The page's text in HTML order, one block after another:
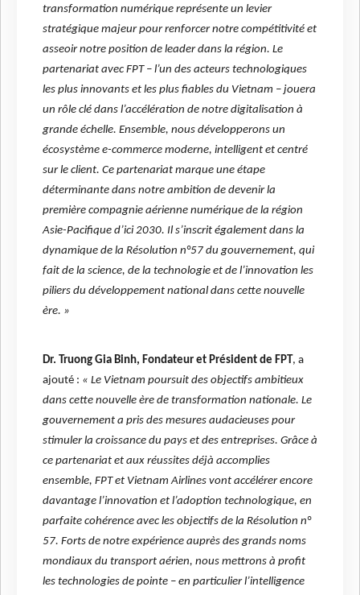
transformation numérique représente un levier
stratégique majeur pour renforcer notre compétitivité et
asseoir notre position de leader dans la région. Le
partenariat avec FPT – l’un des acteurs technologiques
les plus innovants et les plus fiables du Vietnam – jouera
un rôle clé dans l’accélération de notre digitalisation à
grande échelle. Ensemble, nous développerons un
écosystème e-commerce moderne, intelligent et centré
sur le client. Ce partenariat marque une étape
déterminante dans notre ambition de devenir la
première compagnie aérienne numérique de la région
Asie-Pacifique d’ici 2030. Il s’inscrit également dans la
dynamique de la Résolution n°57 du gouvernement, qui
fait de la science, de la technologie et de l’innovation les
piliers du développement national dans cette nouvelle
ère. »
Dr. Truong Gia Binh, Fondateur et Président de FPT , a
ajouté : « Le Vietnam poursuit des objectifs ambitieux
dans cette nouvelle ère de transformation nationale. Le
gouvernement a pris des mesures audacieuses pour
stimuler la croissance du pays et des entreprises. Grâce à
ce partenariat et aux réussites déjà accomplies
ensemble, FPT et Vietnam Airlines vont accélérer encore
davantage l’innovation et l’adoption technologique, en
parfaite cohérence avec les objectifs de la Résolution n°
57. Forts de notre expérience auprès des grands noms
mondiaux du transport aérien, nous mettrons à profit
les technologies de pointe – en particulier l’intelligence